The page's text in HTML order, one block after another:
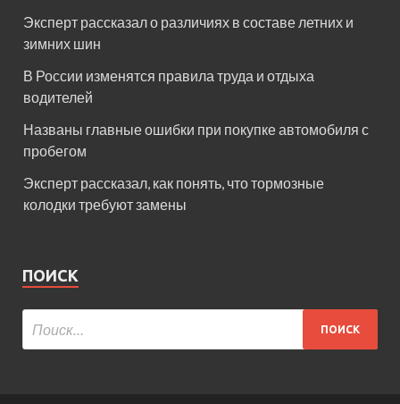
Эксперт рассказал о различиях в составе летних и
зимних шин
В России изменятся правила труда и отдыха
водителей
Названы главные ошибки при покупке автомобиля с
пробегом
Эксперт рассказал, как понять, что тормозные
колодки требуют замены
ПОИСК